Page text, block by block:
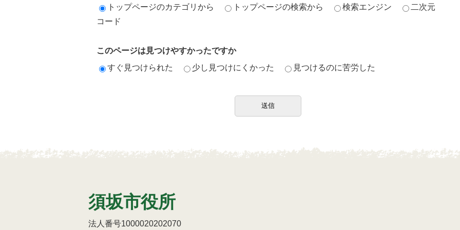
トップページのカテゴリから トップページの検索から 検索エンジン
二次元
コード
このページは見つけやすかったですか
すぐ見つけられた
少し見つけにくかった 見つけるのに苦労した
須坂市役所
法人番号1000020202070